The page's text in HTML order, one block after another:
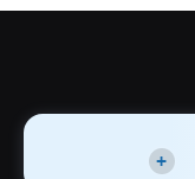
+